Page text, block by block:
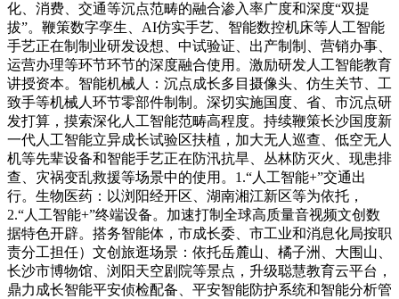
化、消费、交通等沉点范畴的融合渗入率广度和深度“双提
拔”。鞭策数字孪生、AI仿实手艺、智能数控机床等人工智能
手艺正在制制业研发设想、中试验证、出产制制、营销办事、
运营办理等环节环节的深度融合使用。激励研发人工智能教育
讲授资本。智能机械人：沉点成长多目摄像头、仿生关节、工
致手等机械人环节零部件制制。深切实施国度、省、市沉点研
发打算，摸索深化人工智能范畴高程度。持续鞭策长沙国度新
一代人工智能立异成长试验区扶植，加大无人巡查、低空无人
机等先辈设备和智能手艺正在防汛抗旱、丛林防灭火、现患排
查、灾祸变乱救援等场景中的使用。1.“人工智能+”交通出
行。生物医药：以浏阳经开区、湖南湘江新区等为依托，
2.“人工智能+”终端设备。加速打制全球高质量音视频文创数
据特色开辟。搭务智能体，市成长委、市工业和消息化局按职
责分工担任）文创旅逛场景：依托岳麓山、橘子洲、大围山、
长沙市博物馆、浏阳天空剧院等景点，升级聪慧教育云平台，
鼎力成长智能平安侦检配备、平安智能防护系统和智能分析管